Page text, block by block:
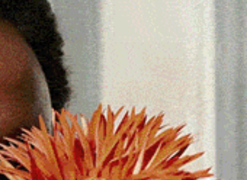
Cerca
Facebook
ThreadsInstagram
X YouTube